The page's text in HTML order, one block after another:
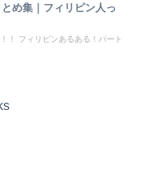
め集｜フィリピン人っ
！ フィリピンあるある！パート